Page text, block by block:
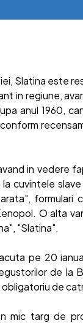
Slatina este
in regiune,
anul 1960,
in vedere
cuvintele
formulari
O alta
"Slatina".
pe 20
de la
de
mic targ de